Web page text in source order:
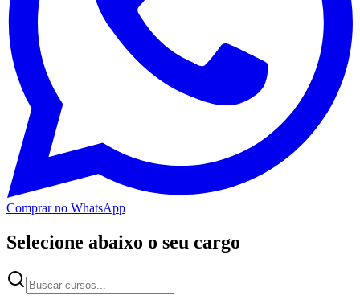
Comprar no WhatsApp
Selecione abaixo o seu cargo